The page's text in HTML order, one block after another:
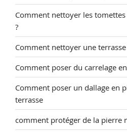
Comment nettoyer les
?
Comment nettoyer une
Comment poser du carrelage
Comment poser un dallage en
terrasse
comment protéger de la pierre